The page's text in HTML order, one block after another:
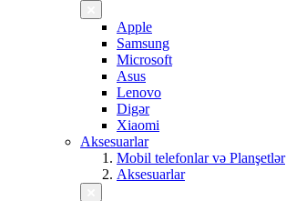
Apple
Samsung
Microsoft
Asus
Lenovo
Digər
Xiaomi
Aksesuarlar
Mobil telefonlar və Planşetlər
Aksesuarlar